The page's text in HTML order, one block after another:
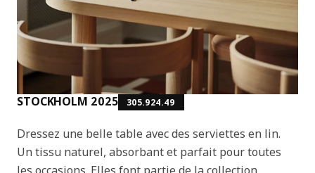
STOCKHOLM 2025 305.924.49
Dressez une belle table avec des serviettes en lin.
Un tissu naturel, absorbant et parfait pour toutes